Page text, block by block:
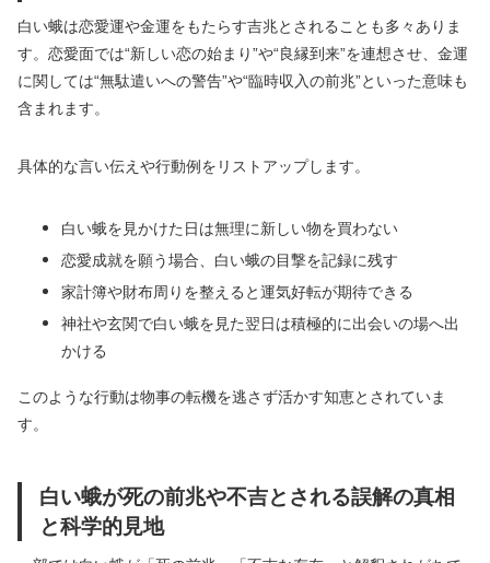
白い蛾は恋愛運や金運をもたらす吉兆とされることも多々ありま
す。恋愛面では“新しい恋の始まり”や“良縁到来”を連想させ、金運
に関しては“無駄遣いへの警告”や“臨時収入の前兆”といった意味も
含まれます。
具体的な言い伝えや行動例をリストアップします。
白い蛾を見かけた日は無理に新しい物を買わない
恋愛成就を願う場合、白い蛾の目撃を記録に残す
家計簿や財布周りを整えると運気好転が期待できる
神社や玄関で白い蛾を見た翌日は積極的に出会いの場へ出
かける
このような行動は物事の転機を逃さず活かす知恵とされていま
す。
白い蛾が死の前兆や不吉とされる誤解の真相
と科学的見地